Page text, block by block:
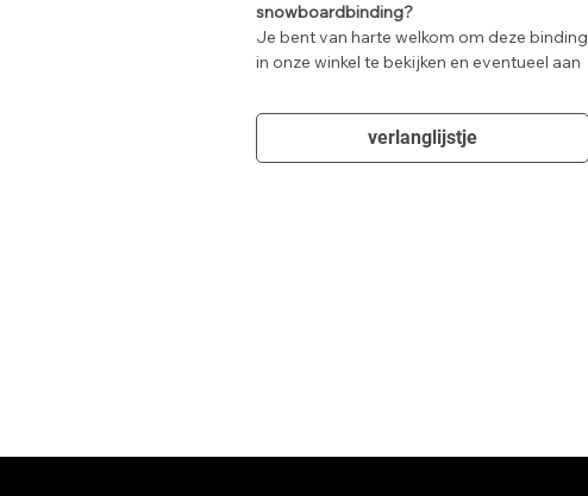
snowboardbinding?
Je bent van harte welkom om deze binding
in onze winkel te bekijken en eventueel aan
Wij monteren de binding voor je op je
verlanglijstje